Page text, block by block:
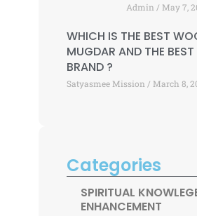
Admin May 7,
WHICH IS THE BEST
MUGDAR AND THE
BRAND ?
Satyasmee Mission March 8,
Categories
SPIRITUAL
ENHANCEMENT